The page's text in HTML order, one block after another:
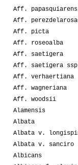
Aff.
Aff.
Aff. picta
Aff. roseoalba
Aff. saetigera
Aff. saetigera
Aff. verhaertiana
Aff. wagneriana
Aff. woodsii
Alamensis
Albata
Albata v.
Albata v. sanciro
Albicans